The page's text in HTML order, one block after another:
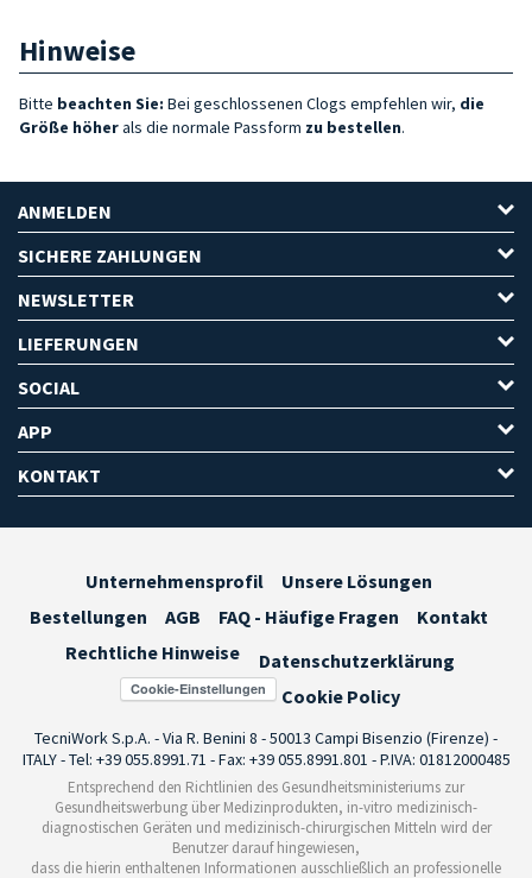
Hinweise
Bitte beachten Sie: Bei geschlossenen Clogs empfehlen wir, die
Größe höherals die normale Passform zu bestellen.
ANMELDEN
SICHERE ZAHLUNGEN
NEWSLETTER
LIEFERUNGEN
SOCIAL
APP
KONTAKT
Unternehmensprofil
Unsere Lösungen
Bestellungen
AGB FAQ - Häufige Fragen
Kontakt
Rechtliche Hinweise
Datenschutzerklärung
Cookie-Einstellungen Cookie Policy
TecniWork S.p.A. - Via R. Benini 8 - 50013 Campi Bisenzio (Firenze) -
ITALY - Tel: +39 055.8991.71 - Fax: +39 055.8991.801 - P.IVA: 01812000485
Entsprechend den Richtlinien des Gesundheitsministeriums zur
Gesundheitswerbung über Medizinprodukten, in-vitro medizinisch-
diagnostischen Geräten und medizinisch-chirurgischen Mitteln wird der
Benutzer darauf hingewiesen,
dass die hierin enthaltenen Informationen ausschließlich an professionelle